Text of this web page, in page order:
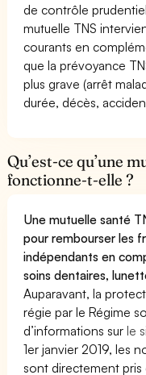
de contrôle
mutuelle TNS
courants en
que la prévoyance
plus grave (arrêt
durée, décès,
Qu’est-ce qu’une
fonctionne-t-elle ?
Une mutuelle santé
pour rembourser les
indépendants en
soins dentaires,
Auparavant, la
régie par le Régime
d’informations surle
1er janvier 2019, les
sont directement pris